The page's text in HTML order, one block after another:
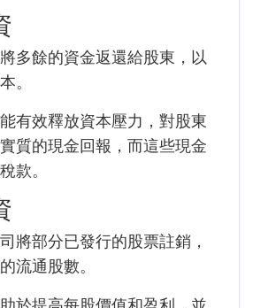
多餘的資金返還給股東，以
。
有效釋放資本壓力，對股東
質的現金回報，而這些現金
款。
將部分已發行的股票註銷，
流通股數。